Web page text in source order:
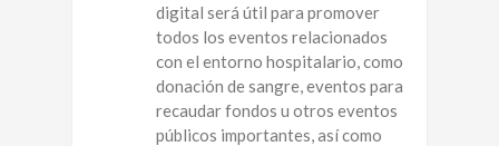
digital será útil para promover
todos los eventos relacionados
con el entorno hospitalario, como
donación de sangre, eventos para
recaudar fondos u otros eventos
públicos importantes, así como